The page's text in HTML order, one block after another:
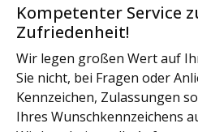
Kompetenter Service
Zufriedenheit!
Wir legen großen Wert auf
Sie nicht, bei Fragen oder
Kennzeichen, Zulassungen
Ihres Wunschkennzeichens